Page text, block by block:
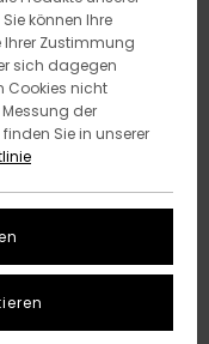
können Ihre
Ihrer Zustimmung
sich dagegen
Cookies nicht
der
Sie in unserer